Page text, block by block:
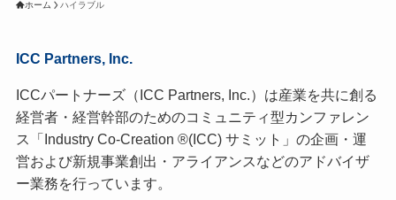
ホーム ハイラブル
ICC Partners, Inc.
ICCパートナーズ（ICC Partners, Inc.）は産業を共に創る
経営者・経営幹部のためのコミュニティ型カンファレン
ス「Industry Co-Creation ®(ICC) サミット」の企画・運
営および新規事業創出・アライアンスなどのアドバイザ
ー業務を行っています。